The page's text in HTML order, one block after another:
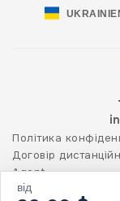
від
Політика
Договір
Agent